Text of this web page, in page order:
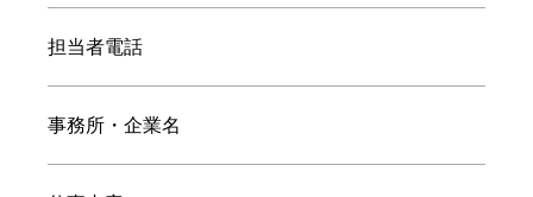
担当者電話
事務所・企業名